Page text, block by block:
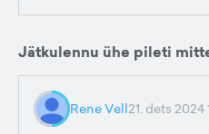
Jätkulennu ühe pileti
Rene Vell21. dets 2024